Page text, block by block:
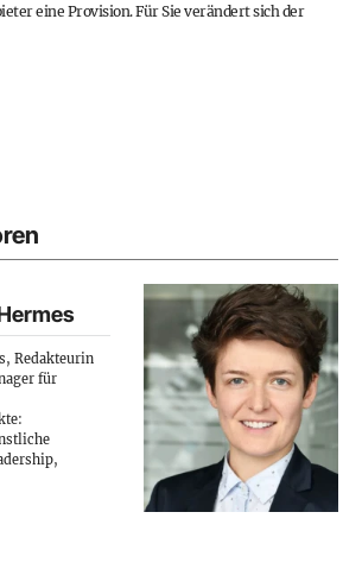
eine Provision. Für Sie verändert sich der
Redakteurin
für